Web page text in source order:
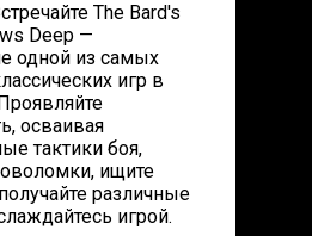
The Bard's
Deep —
одной из самых
игр в
осваивая
тактики боя,
ищите
различные
игрой.